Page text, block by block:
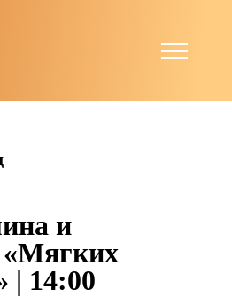
и
«Мягких
| 14:00